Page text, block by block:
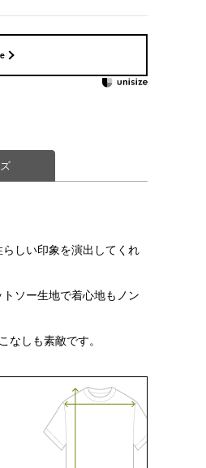
しい印象を演出してくれ
ソー生地で着心地もノン
なしも素敵です。